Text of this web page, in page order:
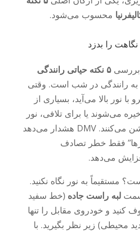
محسوب می‌شود.
بررسی
۵ نکته حیاتی رانندگی
رانندگی در شب است. وقتی
با نور بالا می‌آید، بسیاری از
می‌شوند یا برای تلافی، نور
بالای خود را روشن می‌کنند. DMV هشدار می‌دهد
فقط خطر تصادف
می‌دهد.
مستقیماً به نور نگاه نکنید.
سمت لبه راست جاده (خط سفید
کنید و خودروی مقابل را تنها
محیطی) زیر نظر بگیرید. با